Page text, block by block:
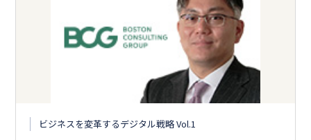
ビジネスを変革するデジタル戦略 Vol.1